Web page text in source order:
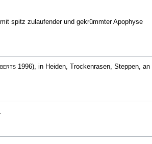
spitz zulaufender und gekrümmter Apophyse
1996), in Heiden, Trockenrasen, Steppen, an